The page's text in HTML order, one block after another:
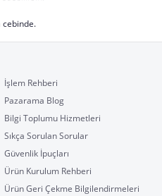
cebinde.
İşlem Rehberi
Pazarama Blog
Bilgi Toplumu Hizmetleri
Sıkça Sorulan Sorular
Güvenlik İpuçları
Ürün Kurulum Rehberi
Ürün Geri Çekme Bilgilendirmeleri